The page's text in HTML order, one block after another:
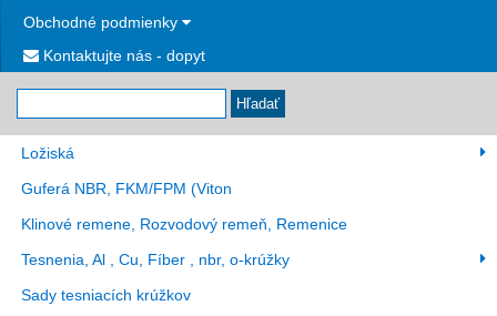
Obchodné podmienky
Kontaktujte nás - dopyt
Hľadať
Ložiská
Guferá NBR, FKM/FPM (Viton
Klinové remene, Rozvodový remeň, Remenice
Tesnenia, Al , Cu, Fíber , nbr, o-krúžky
Sady tesniacích krúžkov